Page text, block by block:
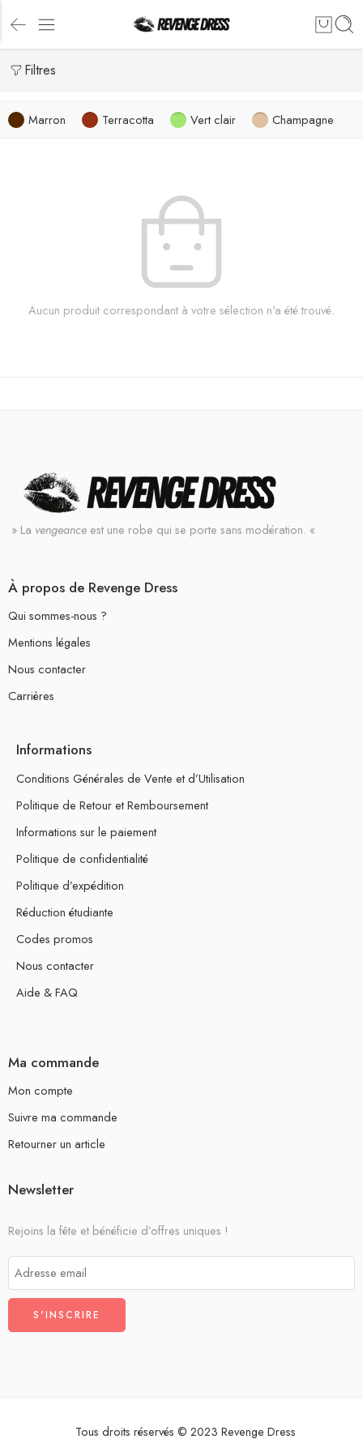
Filtres
Marron Terracotta Vert clair Champagne
Aucun produit correspondant à votre sélection n'a été trouvé.
» La vengeance est une robe qui se porte sans modération. «
À propos de Revenge Dress
Qui sommes-nous ?
Mentions légales
Nous contacter
Carrières
Informations
Conditions Générales de Vente et d’Utilisation
Politique de Retour et Remboursement
Informations sur le paiement
Politique de confidentialité
Politique d’expédition
Réduction étudiante
Codes promos
Nous contacter
Aide & FAQ
Ma commande
Mon compte
Suivre ma commande
Retourner un article
Newsletter
Rejoins la fête et bénéficie d’offres uniques !
Tous droits réservés © 2023 Revenge Dress